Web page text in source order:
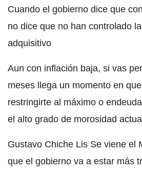
Cuando el gobierno dice que
no dice que no han controlado
adquisitivo
Aun con inflación baja, si vas
meses llega un momento en
restringirte al máximo o
el alto grado de morosidad
Gustavo Chiche Lis Se viene el
que el gobierno va a estar más